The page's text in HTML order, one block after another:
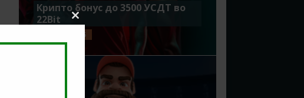
Крипто бонус до 3500 УСДТ во
22Bit
ЈУЛИ 29, 2026
Close
this
module